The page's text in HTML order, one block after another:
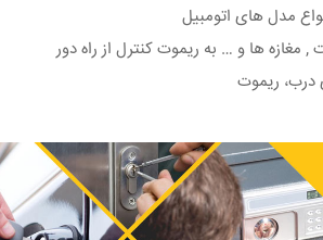
مدل های اتومبیل
مغازه ها و … به ریموت کنترل از راه دور
درب، ریموت